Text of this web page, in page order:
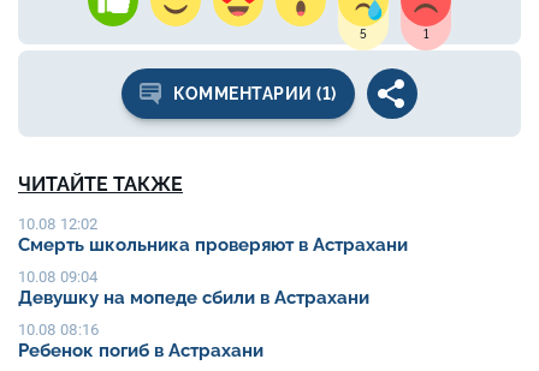
5 1
КОММЕНТАРИИ (1)
ЧИТАЙТЕ ТАКЖЕ
10.08 12:02
Смерть школьника проверяют в Астрахани
10.08 09:04
Девушку на мопеде сбили в Астрахани
10.08 08:16
Ребенок погиб в Астрахани